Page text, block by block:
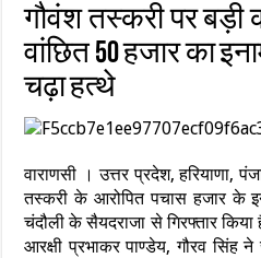
गौवंश तस्करी पर बड़ी
वांछित 50 हजार का
चढ़ा हत्थे
वाराणसी । उत्तर प्रदेश, हरियाणा,
तस्करी के आरोपित पचास हजार के
चंदौली के सैयदराजा से गिरफ्तार
आरक्षी प्रभाकर पाण्डेय, गौरव सिंह